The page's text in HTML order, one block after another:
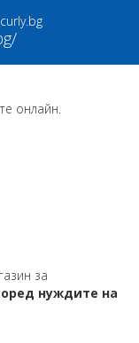
онлайн.
за
нуждите на